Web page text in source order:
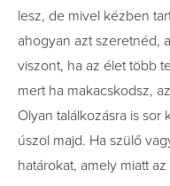
lesz, de mivel kézben
ahogyan azt szeretnéd,
viszont, ha az élet több
mert ha makacskodsz,
Olyan találkozásra is sor
úszol majd. Ha szülő
határokat, amely miatt